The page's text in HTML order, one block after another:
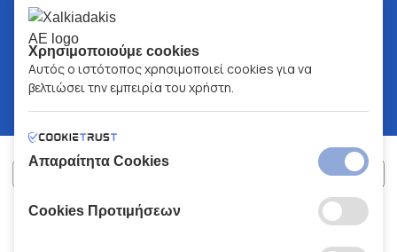
ΧΑΛΚΙΑΔΑΚΗΣ Α.Ε.
Χρησιμοποιούμε cookies
Αυτός ο ιστότοπος χρησιμοποιεί cookies για να
βελτιώσει την εμπειρία του χρήστη.
Απαραίτητα Cookies
Cookies Προτιμήσεων